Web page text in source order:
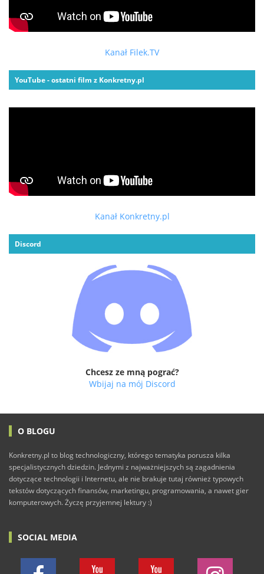
Kanał Filek.TV
YouTube - ostatni film z Konkretny.pl
Kanał Konkretny.pl
Discord
Chcesz ze mną pograć?
Wbijaj na mój Discord
O BLOGU
Konkretny.pl to blog technologiczny, którego tematyka porusza kilka
specjalistycznych dziedzin. Jednymi z najważniejszych są zagadnienia
dotyczące technologii i Internetu, ale nie brakuje tutaj również typowych
tekstów dotyczących finansów, marketingu, programowania, a nawet gier
komputerowych. Życzę przyjemnej lektury :)
SOCIAL MEDIA